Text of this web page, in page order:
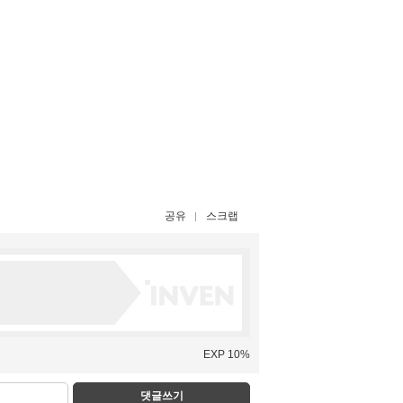
공유 스크랩
EXP 10%
댓글쓰기